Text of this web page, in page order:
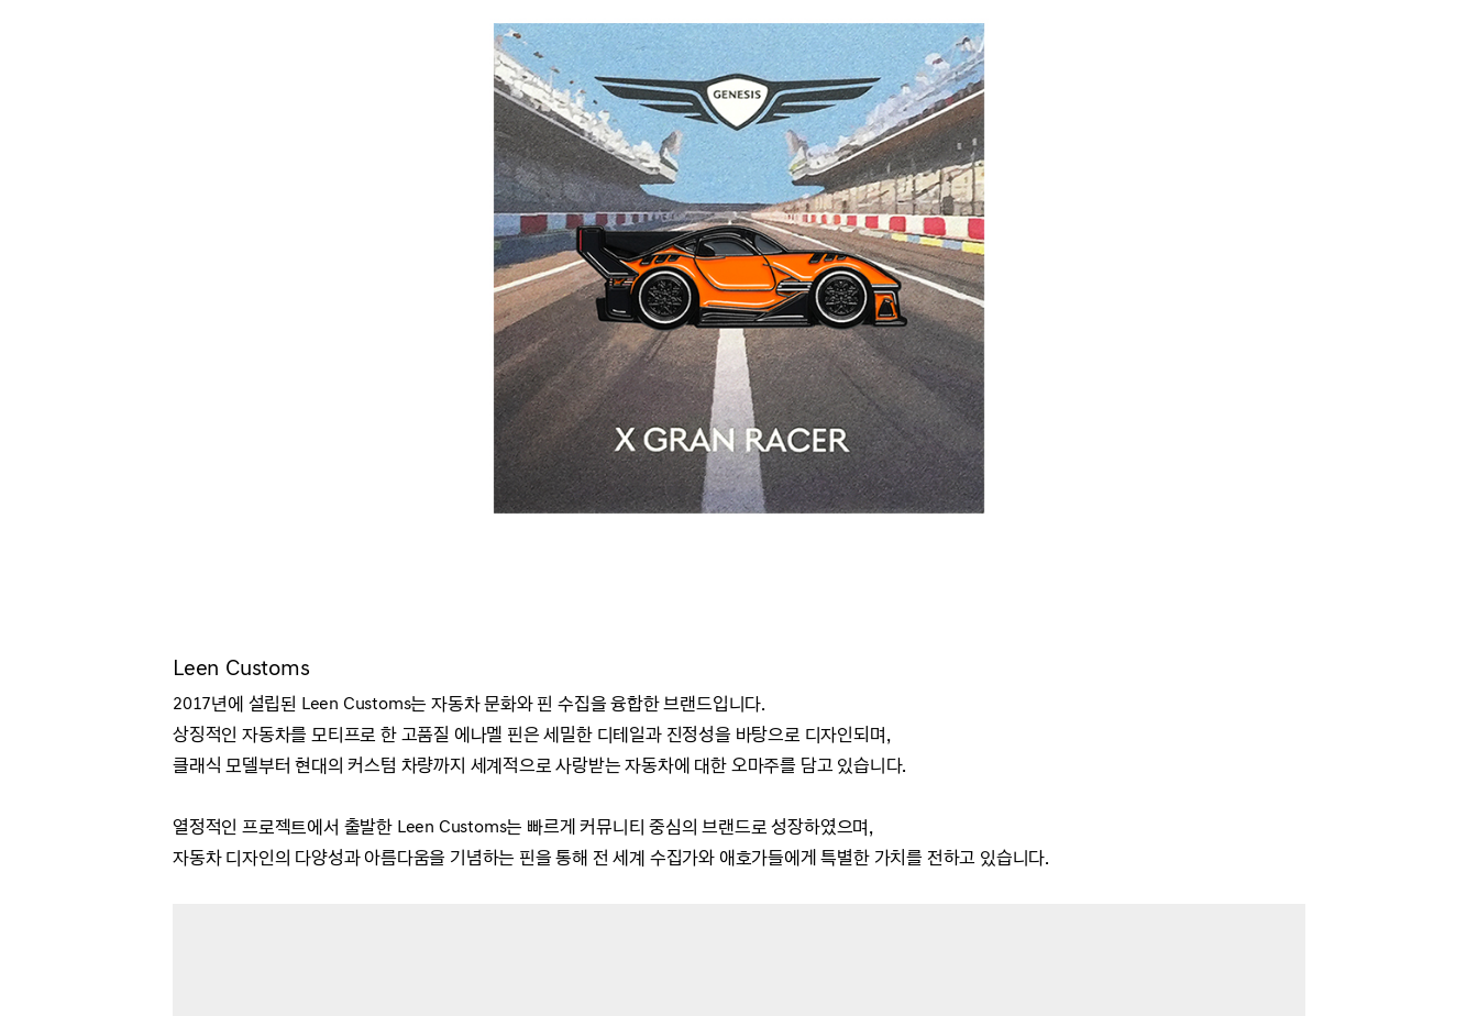
Leen Customs
2017년에 설립된 Leen Customs는 자동차 문화와 핀 수집을 융합한 브랜드입니다.
상징적인 자동차를 모티프로 한 고품질 에나멜 핀은 세밀한 디테일과 진정성을 바탕으로 디자인되며,
클래식 모델부터 현대의 커스텀 차량까지 세계적으로 사랑받는 자동차에 대한 오마주를 담고 있습니다.
열정적인 프로젝트에서 출발한 Leen Customs는 빠르게 커뮤니티 중심의 브랜드로 성장하였으며,
자동차 디자인의 다양성과 아름다움을 기념하는 핀을 통해 전 세계 수집가와 애호가들에게 특별한 가치를 전하고 있습니다.